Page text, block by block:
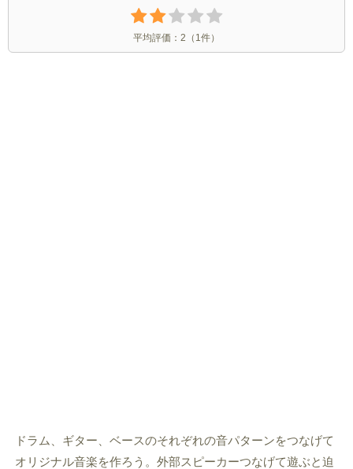
平均評価： 2 （ 1件）
ドラム、ギター、ベースのそれぞれの音パターンをつなげて
オリジナル音楽を作ろう。外部スピーカーつなげて遊ぶと迫